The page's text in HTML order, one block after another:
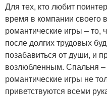
Для тех, кто любит
время в компании своего
романтические игры – то,
после долгих трудовых
позабавиться от души, и
возлюбленным. Спальня –
романтические игры не
приветствуются всеми